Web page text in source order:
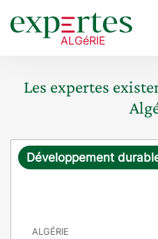
Les expertes
R Développement